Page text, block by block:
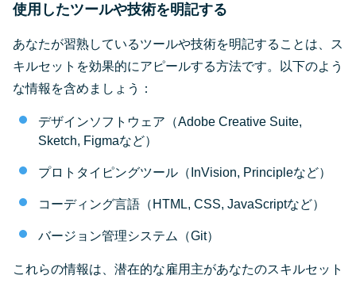
使用したツールや技術を明記する
あなたが習熟しているツールや技術を明記することは、ス
キルセットを効果的にアピールする方法です。以下のよう
な情報を含めましょう：
デザインソフトウェア（Adobe Creative Suite,
Sketch, Figmaなど）
プロトタイピングツール（InVision, Principleなど）
コーディング言語（HTML, CSS, JavaScriptなど）
バージョン管理システム（Git）
これらの情報は、潜在的な雇用主があなたのスキルセット